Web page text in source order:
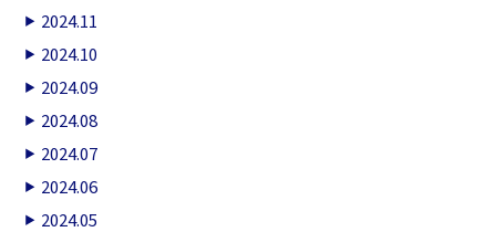
2024.11
2024.10
2024.09
2024.08
2024.07
2024.06
2024.05